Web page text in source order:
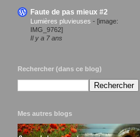
Faute de pas mieux #2
Lumières pluvieuses - [image:
IMG_9762]
Il y a 7 ans
Rechercher (dans ce blog)
Mes autres blogs